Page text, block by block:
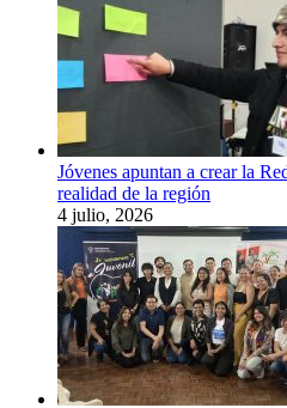
Jóvenes apuntan a crear la
realidad de la región
4 julio, 2026